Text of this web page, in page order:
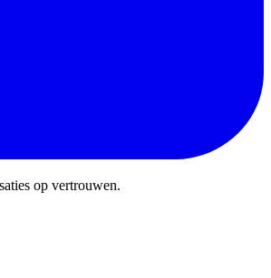
op vertrouwen.